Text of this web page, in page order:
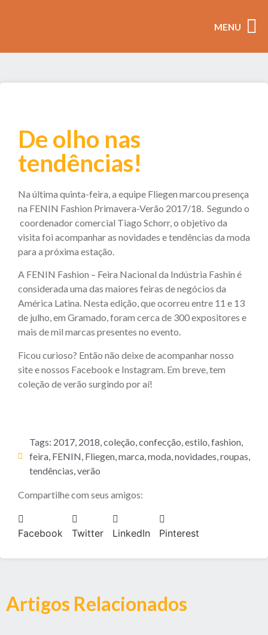
MENU
De olho nas
tendências!
Na última quinta-feira, a equipe Fliegen marcou presença
na FENIN Fashion Primavera-Verão 2017/18. Segundo o
coordenador comercial Tiago Schorr, o objetivo da
visita foi acompanhar as novidades e tendências da moda
para a próxima estação.
A FENIN Fashion – Feira Nacional da Indústria Fashin é
considerada uma das maiores feiras de negócios da
América Latina. Nesta edição, que ocorreu entre 11 e 13
de julho, em Gramado, foram cerca de 300 expositores e
mais de mil marcas presentes no evento.
Ficou curioso? Então não deixe de acompanhar nosso
site e nossos Facebook e Instagram. Em breve, tem
coleção de verão surgindo por aí!
Tags: 2017 2018 coleção confecção estilo fashion
feira FENIN Fliegen marca moda novidades roupas
tendências verão
Compartilhe com seus amigos:
Facebook Twitter LinkedIn Pinterest
Artigos Relacionados